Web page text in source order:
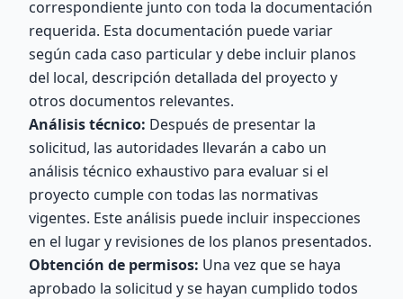
correspondiente junto con toda la documentación
requerida. Esta documentación puede variar
según cada caso particular y debe incluir planos
del local, descripción detallada del proyecto y
otros documentos relevantes.
Análisis técnico: Después de presentar la
solicitud, las autoridades llevarán a cabo un
análisis técnico exhaustivo para evaluar si el
proyecto cumple con todas las normativas
vigentes. Este análisis puede incluir inspecciones
en el lugar y revisiones de los planos presentados.
Obtención de permisos: Una vez que se haya
aprobado la solicitud y se hayan cumplido todos